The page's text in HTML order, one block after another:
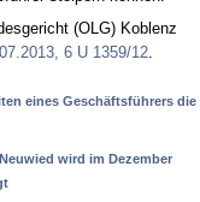
(OLG) Ko­blenz
6 U 1359/12.
ei­nes Geschäftsführers die
wird im De­zem­ber